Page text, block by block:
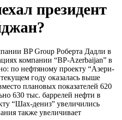
президент
BP Group Роберта Дадли в
компании “BP-Azerbaijan” в
по нефтяному проекту “Азери-
году оказалась выше
плановых показателей 620
630 тыс. баррелей нефти в
“Шах-дениз” увеличились
также увеличивает